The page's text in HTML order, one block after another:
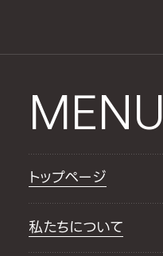
MENU
トップページ
私たちについて